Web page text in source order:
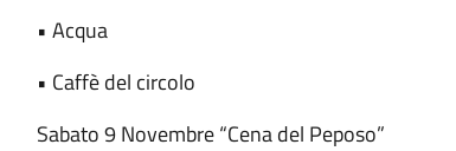
• Acqua
• Caffè del circolo
Sabato 9 Novembre “Cena del Peposo”